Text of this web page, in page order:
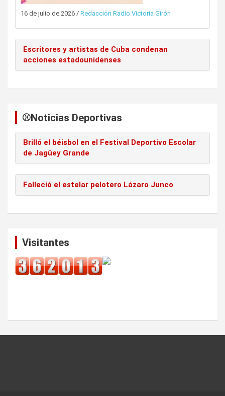
16 de julio de 2026 / Redacción Radio Victoria Girón
Escritores y artistas de Cuba condenan
acciones estadounidenses
⚾️Noticias Deportivas
Brilló el béisbol en el Festival Deportivo Escolar
de Jagüey Grande
Falleció el estelar pelotero Lázaro Junco
Visitantes